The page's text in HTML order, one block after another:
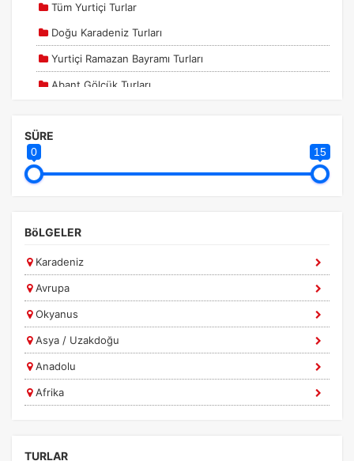
Tercihleri Kaydet
Tüm Yurtiçi Turlar
Doğu Karadeniz Turları
Yurtiçi Ramazan Bayramı Turları
Abant Gölcük Turları
Adana Gaziantep Turları
Çanakkale Turları
Diyarbakır Adıyaman Turları
Doğu Anadolu Turları
Ege ve Akdeniz Turları
Eskişehir Turları
Gap Turları
Günübirlik Turlar
SÜRE
0 15
BöLGELER
Karadeniz
Avrupa
Okyanus
Asya / Uzakdoğu
Anadolu
Afrika
TURLAR